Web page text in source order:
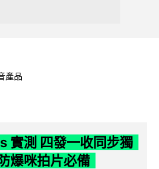
產品
實測 四發一收同步獨
爆咪拍片必備